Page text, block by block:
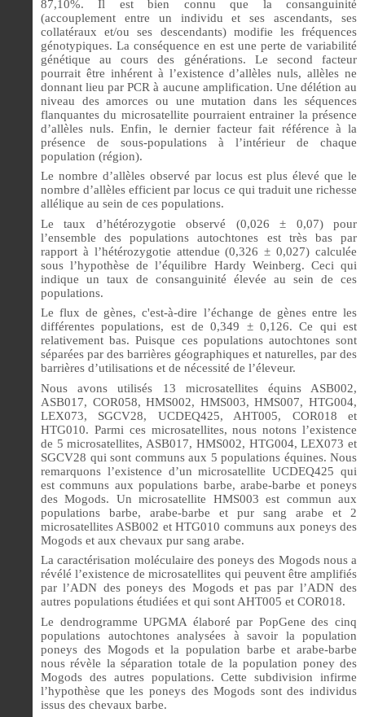
87,10%. Il est bien connu que la consanguinité
(accouplement entre un individu et ses ascendants, ses
collatéraux et/ou ses descendants) modifie les fréquences
génotypiques. La conséquence en est une perte de variabilité
génétique au cours des générations. Le second facteur
pourrait être inhérent à l’existence d’allèles nuls, allèles ne
donnant lieu par PCR à aucune amplification. Une délétion au
niveau des amorces ou une mutation dans les séquences
flanquantes du microsatellite pourraient entrainer la présence
d’allèles nuls. Enfin, le dernier facteur fait référence à la
présence de sous-populations à l’intérieur de chaque
population (région).
Le nombre d’allèles observé par locus est plus élevé que le
nombre d’allèles efficient par locus ce qui traduit une richesse
allélique au sein de ces populations.
Le taux d’hétérozygotie observé (0,026 ± 0,07) pour
l’ensemble des populations autochtones est très bas par
rapport à l’hétérozygotie attendue (0,326 ± 0,027) calculée
sous l’hypothèse de l’équilibre Hardy Weinberg. Ceci qui
indique un taux de consanguinité élevée au sein de ces
populations.
Le flux de gènes, c'est-à-dire l’échange de gènes entre les
différentes populations, est de 0,349 ± 0,126. Ce qui est
relativement bas. Puisque ces populations autochtones sont
séparées par des barrières géographiques et naturelles, par des
barrières d’utilisations et de nécessité de l’éleveur.
Nous avons utilisés 13 microsatellites équins ASB002,
ASB017, COR058, HMS002, HMS003, HMS007, HTG004,
LEX073, SGCV28, UCDEQ425, AHT005, COR018 et
HTG010. Parmi ces microsatellites, nous notons l’existence
de 5 microsatellites, ASB017, HMS002, HTG004, LEX073 et
SGCV28 qui sont communs aux 5 populations équines. Nous
remarquons l’existence d’un microsatellite UCDEQ425 qui
est communs aux populations barbe, arabe-barbe et poneys
des Mogods. Un microsatellite HMS003 est commun aux
populations barbe, arabe-barbe et pur sang arabe et 2
microsatellites ASB002 et HTG010 communs aux poneys des
Mogods et aux chevaux pur sang arabe.
La caractérisation moléculaire des poneys des Mogods nous a
révélé l’existence de microsatellites qui peuvent être amplifiés
par l’ADN des poneys des Mogods et pas par l’ADN des
autres populations étudiées et qui sont AHT005 et COR018.
Le dendrogramme UPGMA élaboré par PopGene des cinq
populations autochtones analysées à savoir la population
poneys des Mogods et la population barbe et arabe-barbe
nous révèle la séparation totale de la population poney des
Mogods des autres populations. Cette subdivision infirme
l’hypothèse que les poneys des Mogods sont des individus
issus des chevaux barbe.